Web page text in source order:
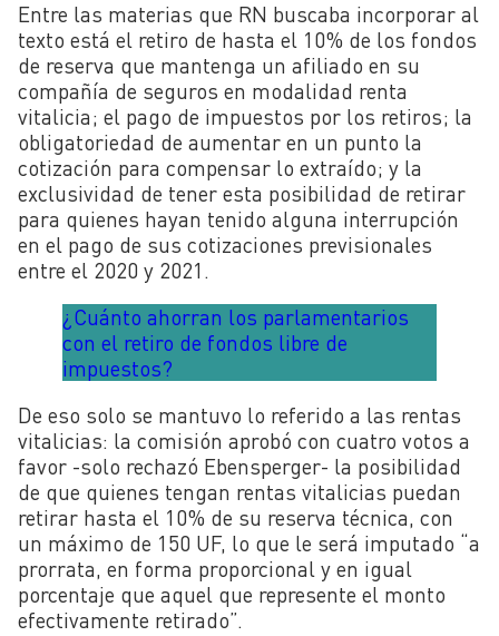
Entre las materias que RN buscaba incorporar al
texto está el retiro de hasta el 10% de los fondos
de reserva que mantenga un afiliado en su
compañía de seguros en modalidad renta
vitalicia; el pago de impuestos por los retiros; la
obligatoriedad de aumentar en un punto la
cotización para compensar lo extraído; y la
exclusividad de tener esta posibilidad de retirar
para quienes hayan tenido alguna interrupción
en el pago de sus cotizaciones previsionales
entre el 2020 y 2021.
¿Cuánto ahorran los parlamentarios
con el retiro de fondos libre de
impuestos?
De eso solo se mantuvo lo referido a las rentas
vitalicias: la comisión aprobó con cuatro votos a
favor -solo rechazó Ebensperger- la posibilidad
de que quienes tengan rentas vitalicias puedan
retirar hasta el 10% de su reserva técnica, con
un máximo de 150 UF, lo que le será imputado “a
prorrata, en forma proporcional y en igual
porcentaje que aquel que represente el monto
efectivamente retirado”.